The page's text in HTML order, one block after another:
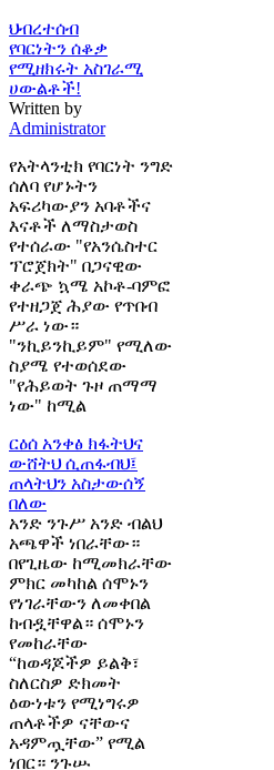
ህብረተሰብ
የባርነትን ሰቆቃ
የሚዘክሩት አስገራሚ
ሀውልቶች!
Written by
Administrator
የአትላንቲክ የባርነት ንግድ
ሰለባ የሆኑትን
አፍሪካውያን አባቶችና
እናቶች ለማስታወስ
የተሰራው "የአንሴስተር
ፕሮጀክት" በጋናዊው
ቀራጭ ኳሜ አኮቶ-ባምፎ
የተዘጋጀ ሕያው የጥበብ
ሥራ ነው።
"ንኪይንኪይም" የሚለው
ስያሜ የተወሰደው
"የሕይወት ጉዞ ጠማማ
ነው" ከሚል
ርዕሰ አንቀፅ ክፋትህና
ውሸትህ ሲጠፋብህ፤
ጠላትህን አስታውሰኝ
በለው
አንድ ንጉሥ አንድ ብልህ
አጫዋች ነበራቸው።
በየጊዜው ከሚመክራቸው
ምክር መካከል ሰሞኑን
የነገራቸውን ለመቀበል
ከብዷቸዋል። ሰሞኑን
የመከራቸው
“ከወዳጆችዎ ይልቅ፣
ስለርስዎ ድክመት
ዕውነቱን የሚነግሩዎ
ጠላቶችዎ ናቸውና
አዳምጧቸው” የሚል
ነበር። ንጉሡ